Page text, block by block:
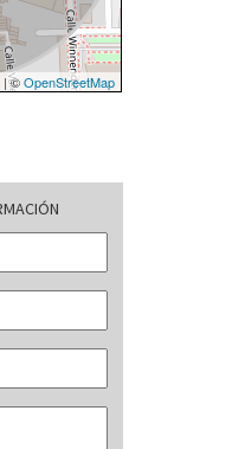
| ©OpenStreetMap